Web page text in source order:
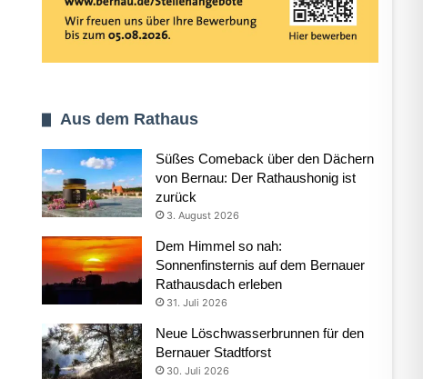
Aus dem Rathaus
Süßes Comeback über den Dächern
von Bernau: Der Rathaushonig ist
zurück
3. August 2026
Dem Himmel so nah:
Sonnenfinsternis auf dem Bernauer
Rathausdach erleben
31. Juli 2026
Neue Löschwasserbrunnen für den
Bernauer Stadtforst
30. Juli 2026